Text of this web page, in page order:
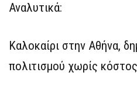
Αναλυτικά:
Καλοκαίρι στην Αθήνα,
πολιτισμού χωρίς